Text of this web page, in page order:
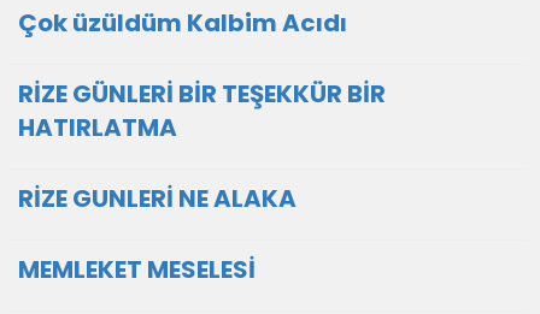
Çok üzüldüm Kalbim Acıdı
RİZE GÜNLERİ BİR TEŞEKKÜR BİR
HATIRLATMA
RİZE GUNLERİ NE ALAKA
MEMLEKET MESELESİ